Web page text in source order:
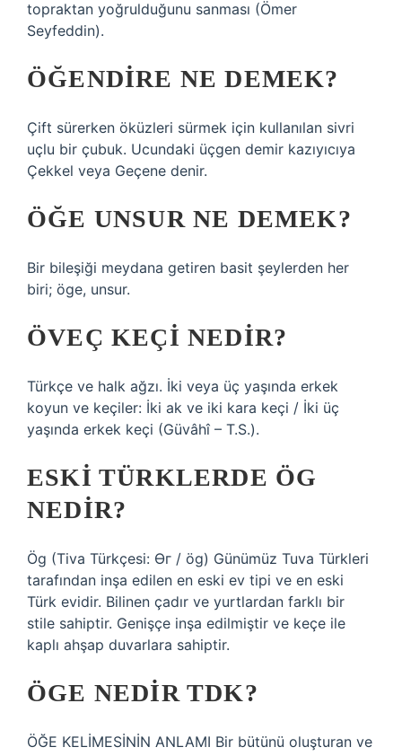
topraktan yoğrulduğunu sanması (Ömer
Seyfeddin).
ÖĞENDIRE NE DEMEK?
Çift sürerken öküzleri sürmek için kullanılan sivri
uçlu bir çubuk. Ucundaki üçgen demir kazıyıcıya
Çekkel veya Geçene denir.
ÖĞE UNSUR NE DEMEK?
Bir bileşiği meydana getiren basit şeylerden her
biri; öge, unsur.
ÖVEÇ KEÇI NEDIR?
Türkçe ve halk ağzı. İki veya üç yaşında erkek
koyun ve keçiler: İki ak ve iki kara keçi / İki üç
yaşında erkek keçi (Güvâhî – T.S.).
ESKI TÜRKLERDE ÖG
NEDIR?
Ög (Tiva Türkçesi: Өг / ög) Günümüz Tuva Türkleri
tarafından inşa edilen en eski ev tipi ve en eski
Türk evidir. Bilinen çadır ve yurtlardan farklı bir
stile sahiptir. Genişçe inşa edilmiştir ve keçe ile
kaplı ahşap duvarlara sahiptir.
ÖGE NEDIR TDK?
ÖĞE KELİMESİNİN ANLAMI Bir bütünü oluşturan ve